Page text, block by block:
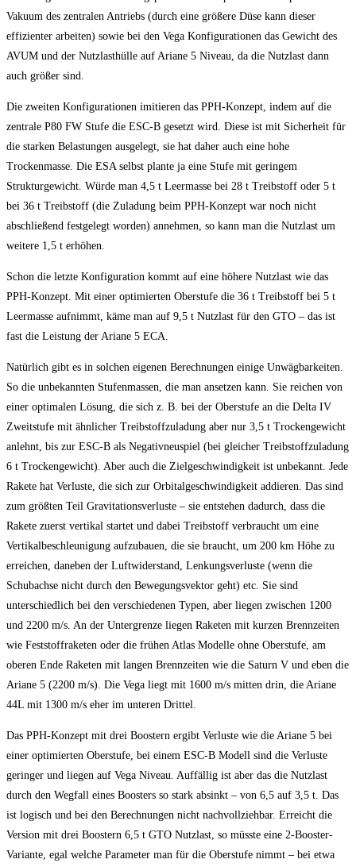
Vakuum des zentralen Antriebs (durch eine größere Düse kann dieser
effizienter arbeiten) sowie bei den Vega Konfigurationen das Gewicht des
AVUM und der Nutzlasthülle auf Ariane 5 Niveau, da die Nutzlast dann
auch größer sind.
Die zweiten Konfigurationen imitieren das PPH-Konzept, indem auf die
zentrale P80 FW Stufe die ESC-B gesetzt wird. Diese ist mit Sicherheit für
die starken Belastungen ausgelegt, sie hat daher auch eine hohe
Trockenmasse. Die ESA selbst plante ja eine Stufe mit geringem
Strukturgewicht. Würde man 4,5 t Leermasse bei 28 t Treibstoff oder 5 t
bei 36 t Treibstoff (die Zuladung beim PPH-Konzept war noch nicht
abschließend festgelegt worden) annehmen, so kann man die Nutzlast um
weitere 1,5 t erhöhen.
Schon die letzte Konfiguration kommt auf eine höhere Nutzlast wie das
PPH-Konzept. Mit einer optimierten Oberstufe die 36 t Treibstoff bei 5 t
Leermasse aufnimmt, käme man auf 9,5 t Nutzlast für den GTO – das ist
fast die Leistung der Ariane 5 ECA.
Natürlich gibt es in solchen eigenen Berechnungen einige Unwägbarkeiten.
So die unbekannten Stufenmassen, die man ansetzen kann. Sie reichen von
einer optimalen Lösung, die sich z. B. bei der Oberstufe an die Delta IV
Zweitstufe mit ähnlicher Treibstoffzuladung aber nur 3,5 t Trockengewicht
anlehnt, bis zur ESC-B als Negativneuspiel (bei gleicher Treibstoffzuladung
6 t Trockengewicht). Aber auch die Zielgeschwindigkeit ist unbekannt. Jede
Rakete hat Verluste, die sich zur Orbitalgeschwindigkeit addieren. Das sind
zum größten Teil Gravitationsverluste – sie entstehen dadurch, dass die
Rakete zuerst vertikal startet und dabei Treibstoff verbraucht um eine
Vertikalbeschleunigung aufzubauen, die sie braucht, um 200 km Höhe zu
erreichen, daneben der Luftwiderstand, Lenkungsverluste (wenn die
Schubachse nicht durch den Bewegungsvektor geht) etc. Sie sind
unterschiedlich bei den verschiedenen Typen, aber liegen zwischen 1200
und 2200 m/s. An der Untergrenze liegen Raketen mit kurzen Brennzeiten
wie Feststoffraketen oder die frühen Atlas Modelle ohne Oberstufe, am
oberen Ende Raketen mit langen Brennzeiten wie die Saturn V und eben die
Ariane 5 (2200 m/s). Die Vega liegt mit 1600 m/s mitten drin, die Ariane
44L mit 1300 m/s eher im unteren Drittel.
Das PPH-Konzept mit drei Boostern ergibt Verluste wie die Ariane 5 bei
einer optimierten Oberstufe, bei einem ESC-B Modell sind die Verluste
geringer und liegen auf Vega Niveau. Auffällig ist aber das die Nutzlast
durch den Wegfall eines Boosters so stark absinkt – von 6,5 auf 3,5 t. Das
ist logisch und bei den Berechnungen nicht nachvollziehbar. Erreicht die
Version mit drei Boostern 6,5 t GTO Nutzlast, so müsste eine 2-Booster-
Variante, egal welche Parameter man für die Oberstufe nimmt – bei etwa